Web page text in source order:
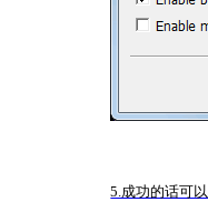
5.成功的话可